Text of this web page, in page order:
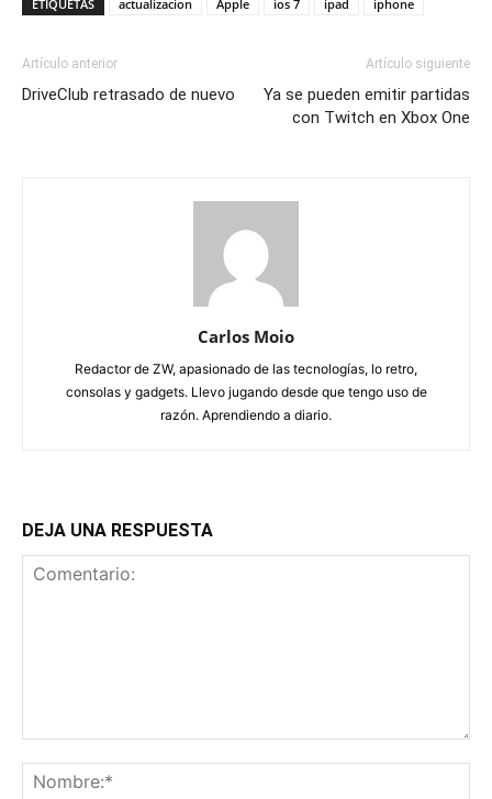
ETIQUETAS actualizacion Apple ios 7 ipad iphone
Artículo anterior
DriveClub retrasado de nuevo
Artículo siguiente
Ya se pueden emitir partidas
con Twitch en Xbox One
Carlos Moio
Redactor de ZW, apasionado de las tecnologías, lo retro,
consolas y gadgets. Llevo jugando desde que tengo uso de
razón. Aprendiendo a diario.
DEJA UNA RESPUESTA